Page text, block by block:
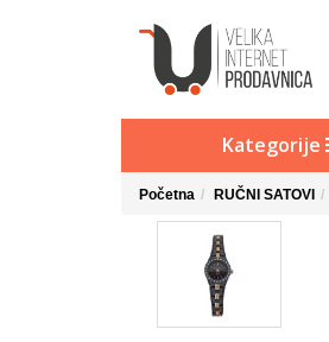
Kategorije
Početna RUČNI SATOVI